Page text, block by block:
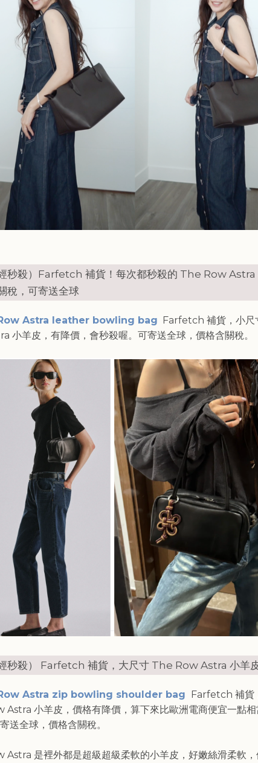
秒殺）Farfetch 補貨！每次都秒殺的 The Row Astra
稅，可寄送全球
Astra leather bowling bag Farfetch 補貨，小尺
小羊皮，有降價，會秒殺喔。可寄送全球，價格含關稅。
秒殺） Farfetch 補貨，大尺寸 The Row Astra 小羊
Astra zip bowling shoulder bag Farfetch 補貨
Astra 小羊皮，價格有降價，算下來比歐洲電商便宜一點
送全球，價格含關稅。
Astra 是裡外都是超級超級柔軟的小羊皮，好嫩絲滑柔軟，